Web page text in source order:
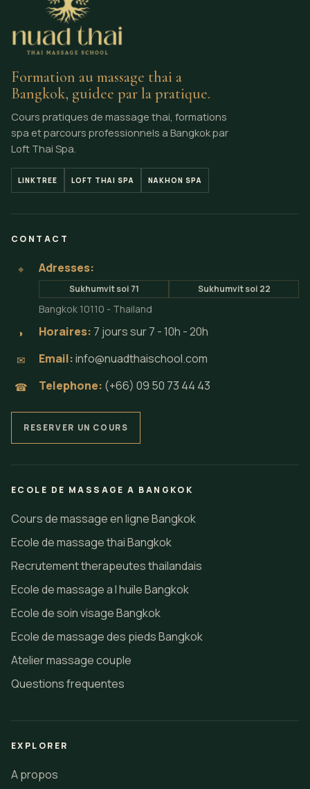
Formation au massage thai a
Bangkok, guidee par la pratique.
Cours pratiques de massage thai, formations
spa et parcours professionnels a Bangkok par
Loft Thai Spa.
LINKTREE LOFT THAI SPA NAKHON SPA
CONTACT
⌖ Adresses:
Sukhumvit soi 71 Sukhumvit soi 22
Bangkok 10110 - Thailand
◗ Horaires: 7 jours sur 7 - 10h - 20h
✉ Email:info@nuadthaischool.com
☎ Telephone: (+66) 09 50 73 44 43
RESERVER UN COURS
ECOLE DE MASSAGE A BANGKOK
Cours de massage en ligne Bangkok
Ecole de massage thai Bangkok
Recrutement therapeutes thailandais
Ecole de massage a l huile Bangkok
Ecole de soin visage Bangkok
Ecole de massage des pieds Bangkok
Atelier massage couple
Questions frequentes
EXPLORER
A propos